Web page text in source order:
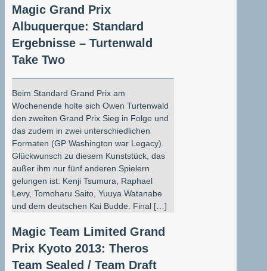
Magic Grand Prix
Albuquerque: Standard
Ergebnisse – Turtenwald
Take Two
Beim Standard Grand Prix am
Wochenende holte sich Owen Turtenwald
den zweiten Grand Prix Sieg in Folge und
das zudem in zwei unterschiedlichen
Formaten (GP Washington war Legacy).
Glückwunsch zu diesem Kunststück, das
außer ihm nur fünf anderen Spielern
gelungen ist: Kenji Tsumura, Raphael
Levy, Tomoharu Saito, Yuuya Watanabe
und dem deutschen Kai Budde. Final […]
Magic Team Limited Grand
Prix Kyoto 2013: Theros
Team Sealed / Team Draft